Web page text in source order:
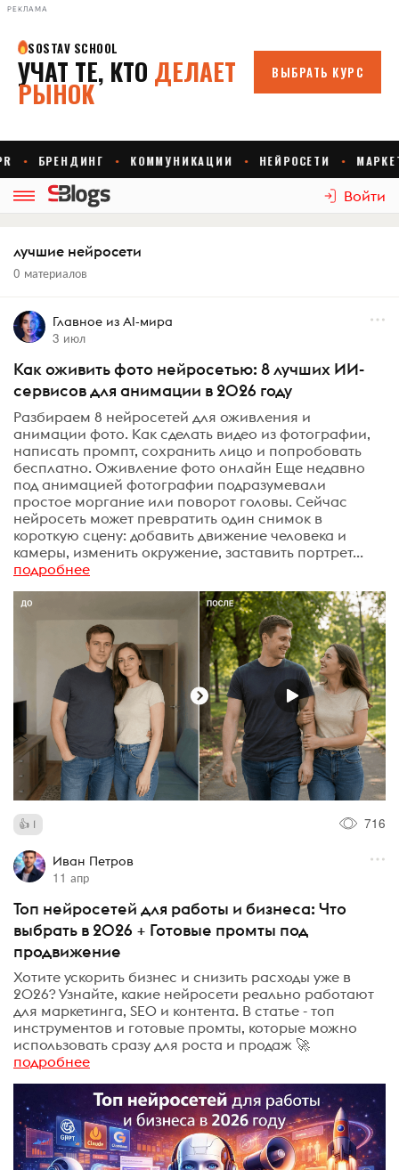
РЕКЛАМА
Войти
лучшие нейросети
0 материалов
Главное из AI-мира
3 июл
Как оживить фото нейросетью: 8 лучших ИИ-
сервисов для анимации в 2026 году
Разбираем 8 нейросетей для оживления и
анимации фото. Как сделать видео из фотографии,
написать промпт, сохранить лицо и попробовать
бесплатно. Оживление фото онлайн Еще недавно
под анимацией фотографии подразумевали
простое моргание или поворот головы. Сейчас
нейросеть может превратить один снимок в
короткую сцену: добавить движение человека и
камеры, изменить окружение, заставить портрет...
подробнее
1 716
Иван Петров
11 апр
Топ нейросетей для работы и бизнеса: Что
выбрать в 2026 + Готовые промты под
продвижение
Хотите ускорить бизнес и снизить расходы уже в
2026? Узнайте, какие нейросети реально работают
для маркетинга, SEO и контента. В статье - топ
инструментов и готовые промты, которые можно
использовать сразу для роста и продаж 🚀
подробнее